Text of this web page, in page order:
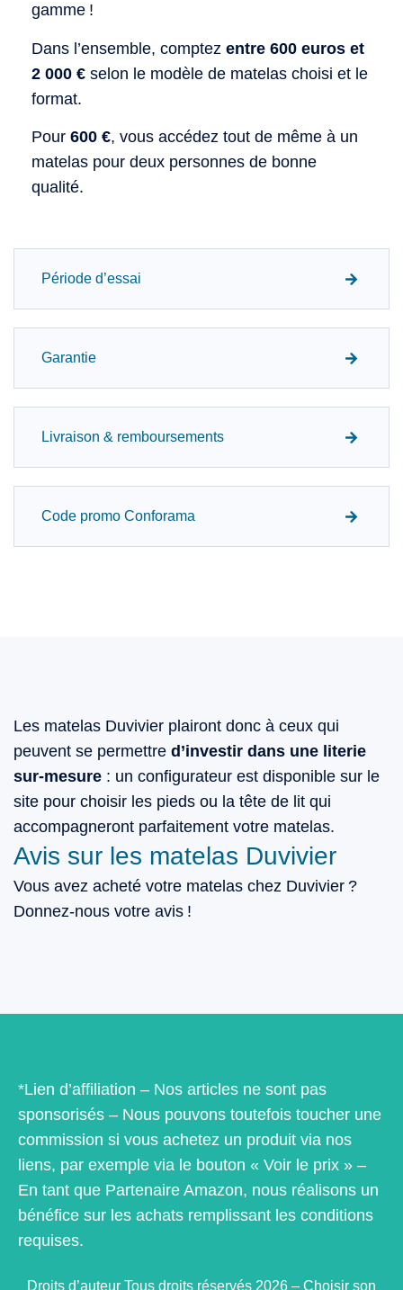
gamme !
Dans l’ensemble, comptez entre 600 euros et
2 000 € selon le modèle de matelas choisi et le
format.
Pour 600 €, vous accédez tout de même à un
matelas pour deux personnes de bonne
qualité.
Période d’essai
Garantie
Livraison & remboursements
Code promo Conforama
Les matelas Duvivier plairont donc à ceux qui
peuvent se permettre d’investir dans une literie
sur-mesure : un configurateur est disponible sur le
site pour choisir les pieds ou la tête de lit qui
accompagneront parfaitement votre matelas.
Avis sur les matelas Duvivier
Vous avez acheté votre matelas chez Duvivier ?
Donnez-nous votre avis !
*Lien d’affiliation – Nos articles ne sont pas
sponsorisés – Nous pouvons toutefois toucher une
commission si vous achetez un produit via nos
liens, par exemple via le bouton « Voir le prix » –
En tant que Partenaire Amazon, nous réalisons un
bénéfice sur les achats remplissant les conditions
requises.
Droits d’auteur Tous droits réservés 2026 – Choisir son